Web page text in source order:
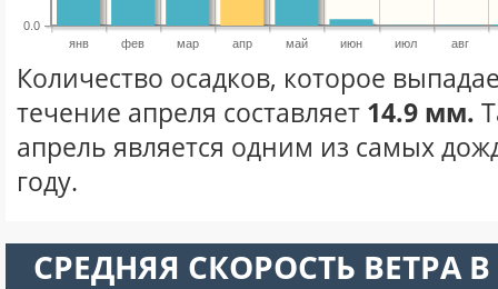
янв фев мар апр май июн июл авг
0.0
Количество осадков, которое
течение апреля составляет 14.9 мм.
апрель является одним из самых
году.
СРЕДНЯЯ СКОРОСТЬ ВЕТРА